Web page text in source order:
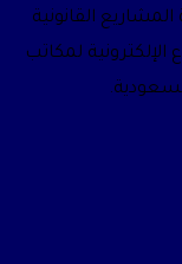
القانونية
الإلكترونية لمكاتب